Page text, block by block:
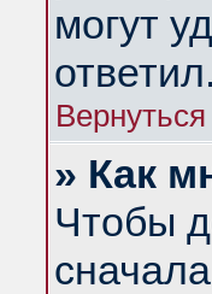
могут
ответил.
» Как
Чтобы